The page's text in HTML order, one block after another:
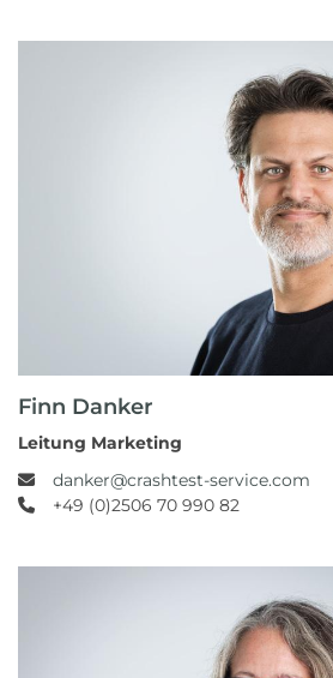
Finn Danker
Leitung Marketing
danker@crashtest-service.com
+49 (0)2506 70 990 82